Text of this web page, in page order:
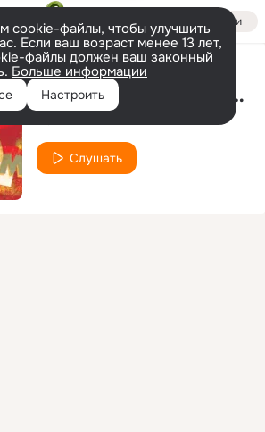
Войти
cookie-файлы, чтобы улучшить
Если ваш возраст менее 13 лет,
файлы должен ваш законный
Больше информации
Настроить Воспоминания о былой любви
Слушать